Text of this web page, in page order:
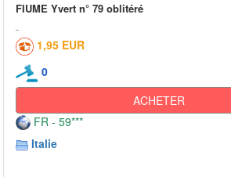
FIUME Yvert n° 79 oblitéré
1,95 EUR
0
ACHETER
FR - 59***
Italie